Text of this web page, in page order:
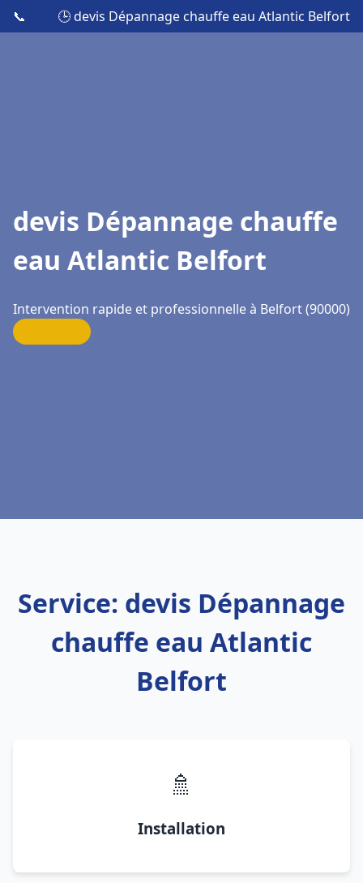
📞 🕒 devis Dépannage chauffe eau Atlantic Belfort
devis Dépannage chauffe
eau Atlantic Belfort
Intervention rapide et professionnelle à Belfort (90000)
Service: devis Dépannage
chauffe eau Atlantic
Belfort
🚿
Installation